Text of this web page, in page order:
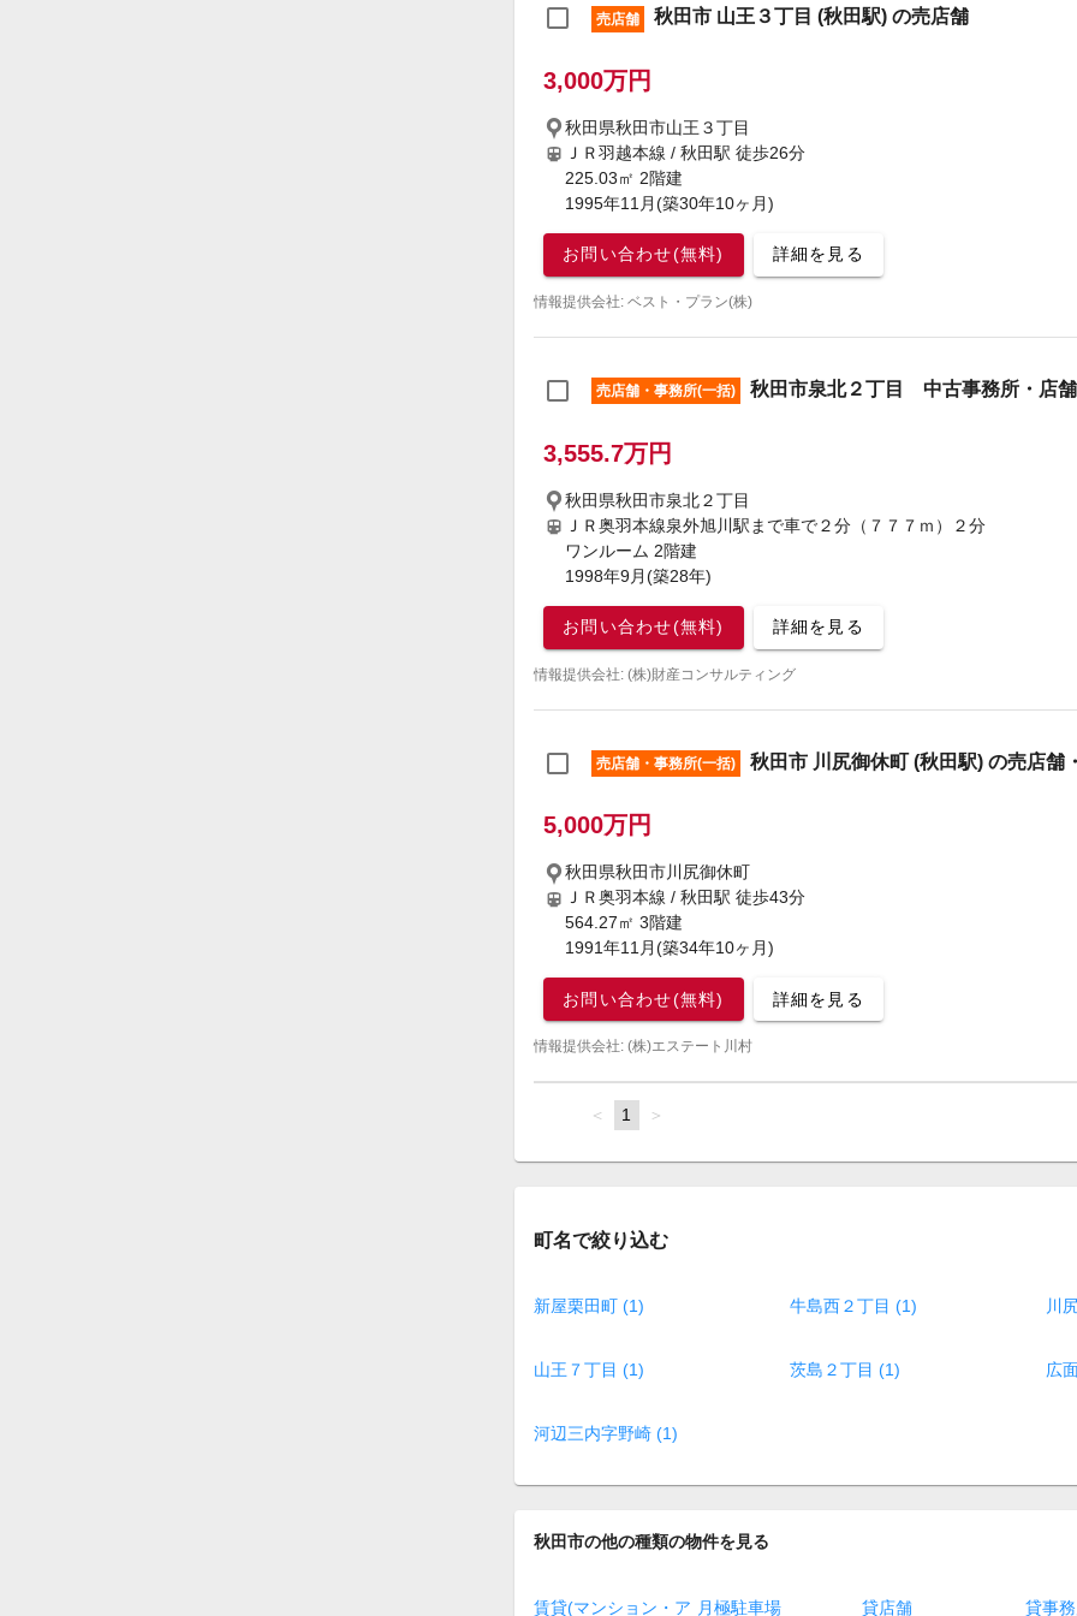
売店舗 秋田市 山王３丁目 (秋田駅) の売店舗
3,000万円
秋田県秋田市山王３丁目
ＪＲ羽越本線 / 秋田駅 徒歩26分
225.03㎡ 2階建
1995年11月(築30年10ヶ月)
お問い合わせ(無料) 詳細を見る
情報提供会社: ベスト・プラン(株)
売店舗・事務所(一括) 秋田市泉北２丁目 中古事務所・店舗
3,555.7万円
秋田県秋田市泉北２丁目
ＪＲ奥羽本線泉外旭川駅まで車で２分（７７７ｍ）２分
ワンルーム 2階建
1998年9月(築28年)
お問い合わせ(無料) 詳細を見る
情報提供会社: (株)財産コンサルティング
売店舗・事務所(一括) 秋田市 川尻御休町 (秋田駅) の売店舗
5,000万円
秋田県秋田市川尻御休町
ＪＲ奥羽本線 / 秋田駅 徒歩43分
564.27㎡ 3階建
1991年11月(築34年10ヶ月)
お問い合わせ(無料) 詳細を見る
情報提供会社: (株)エステート川村
page
You're
page
1 page
町名で絞り込む
新屋栗田町 (1) 牛島西２丁目 (1) 川
山王７丁目 (1) 茨島２丁目 (1) 広
河辺三内字野崎 (1)
秋田市の他の種類の物件を見る
賃貸(マンション・ア 月極駐車場 貸店舗 貸事